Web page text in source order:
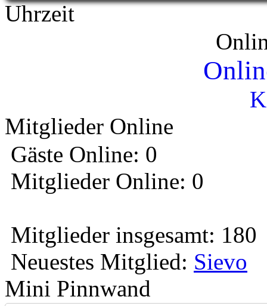
Uhrzeit
Mitglieder Online
Gäste Online: 0
Mitglieder Online: 0
Mitglieder insgesamt: 180
Neuestes Mitglied: Sievo
Mini Pinnwand